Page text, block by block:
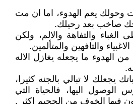
يعم الهدوء، اما ان مت
صاخب بعد رحيلك.
الغباء والتفاهة والالم، ولكن
والتافهين والمتألمين.
الهدوء ما يجعله يغازل الاله
لا تبالي بالجنه كثيرا،
اليها، فالحياة التي
فيها الخوف من الجحيم اكثر .